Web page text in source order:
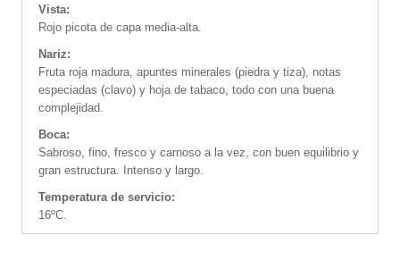
Vista:
Rojo picota de capa media-alta.
Nariz:
Fruta roja madura, apuntes minerales (piedra y tiza), notas
especiadas (clavo) y hoja de tabaco, todo con una buena
complejidad.
Boca:
Sabroso, fino, fresco y carnoso a la vez, con buen equilibrio y
gran estructura. Intenso y largo.
Temperatura de servicio:
16ºC.